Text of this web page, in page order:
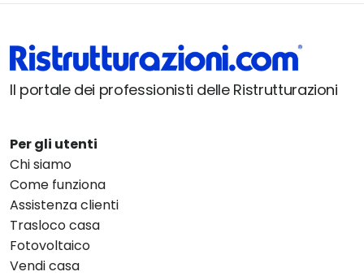
Il portale dei professionisti delle Ristrutturazioni
Per gli utenti
Chi siamo
Come funziona
Assistenza clienti
Trasloco casa
Fotovoltaico
Vendi casa